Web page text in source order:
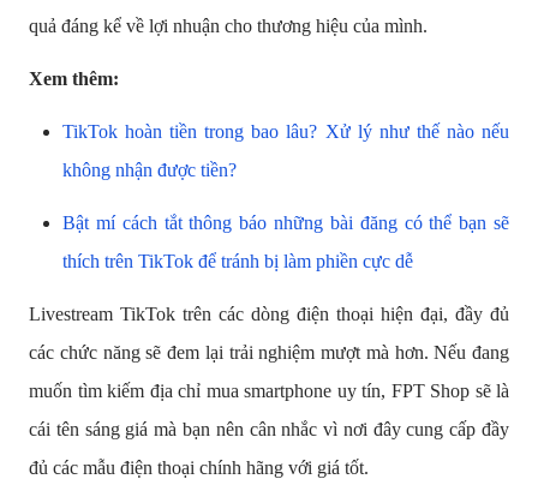
quả đáng kể về lợi nhuận cho thương hiệu của mình.
Xem thêm:
TikTok hoàn tiền trong bao lâu? Xử lý như thế nào nếu
không nhận được tiền?
Bật mí cách tắt thông báo những bài đăng có thể bạn sẽ
thích trên TikTok để tránh bị làm phiền cực dễ
Livestream TikTok trên các dòng điện thoại hiện đại, đầy đủ
các chức năng sẽ đem lại trải nghiệm mượt mà hơn. Nếu đang
muốn tìm kiếm địa chỉ mua smartphone uy tín, FPT Shop sẽ là
cái tên sáng giá mà bạn nên cân nhắc vì nơi đây cung cấp đầy
đủ các mẫu điện thoại chính hãng với giá tốt.